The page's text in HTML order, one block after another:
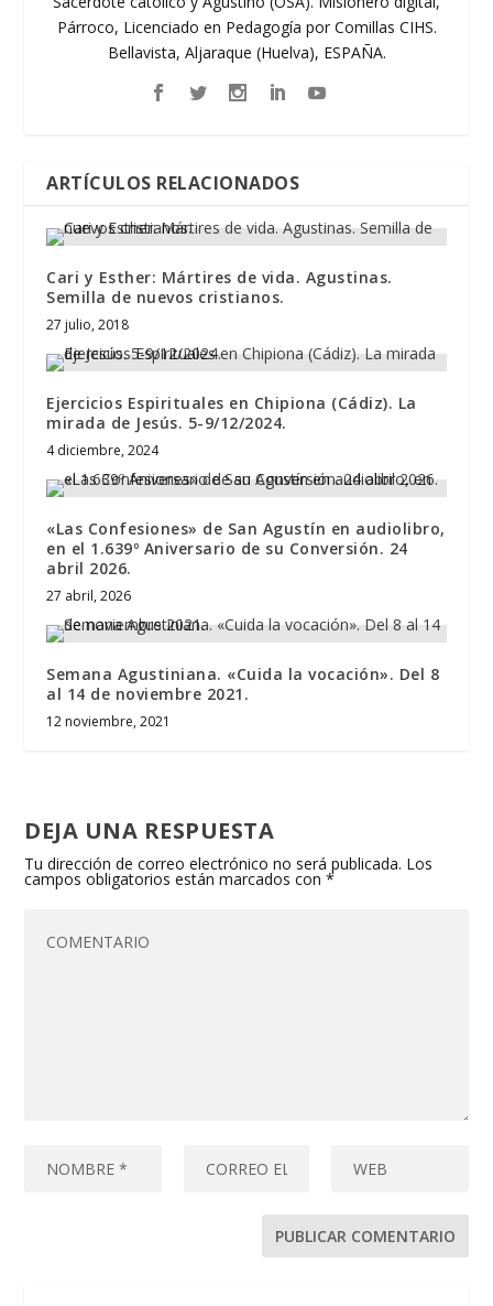
Párroco, Licenciado en Pedagogía por Comillas CIHS.
Bellavista, Aljaraque (Huelva), ESPAÑA.
ARTÍCULOS RELACIONADOS
Cari y Esther: Mártires de vida. Agustinas.
Semilla de nuevos cristianos.
27 julio, 2018
Ejercicios Espirituales en Chipiona (Cádiz). La
mirada de Jesús. 5-9/12/2024.
4 diciembre, 2024
«Las Confesiones» de San Agustín en audiolibro,
en el 1.639º Aniversario de su Conversión. 24
abril 2026.
27 abril, 2026
Semana Agustiniana. «Cuida la vocación». Del 8
al 14 de noviembre 2021.
12 noviembre, 2021
DEJA UNA RESPUESTA
Tu dirección de correo electrónico no será publicada. Los
campos obligatorios están marcados con*